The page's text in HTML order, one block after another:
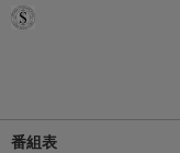
番組表